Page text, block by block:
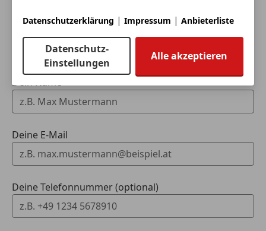
(unverbindlich).
Fahrzeugdaten hinzufügen
Dein Name
Deine E-Mail
Deine Telefonnummer (optional)
Datenschutzerklärung | Impressum | Anbieterliste
Datenschutz-
Einstellungen
Alle akzeptieren